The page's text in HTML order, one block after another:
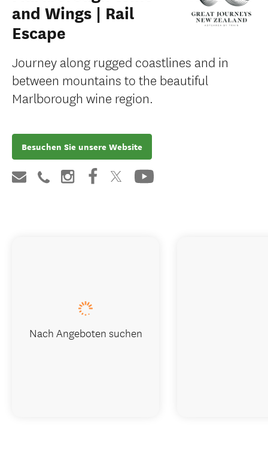
and Wings | Rail
Escape
Journey along rugged coastlines and in
between mountains to the beautiful
Marlborough wine region.
Besuchen Sie unsere Website
Nach Angeboten suchen